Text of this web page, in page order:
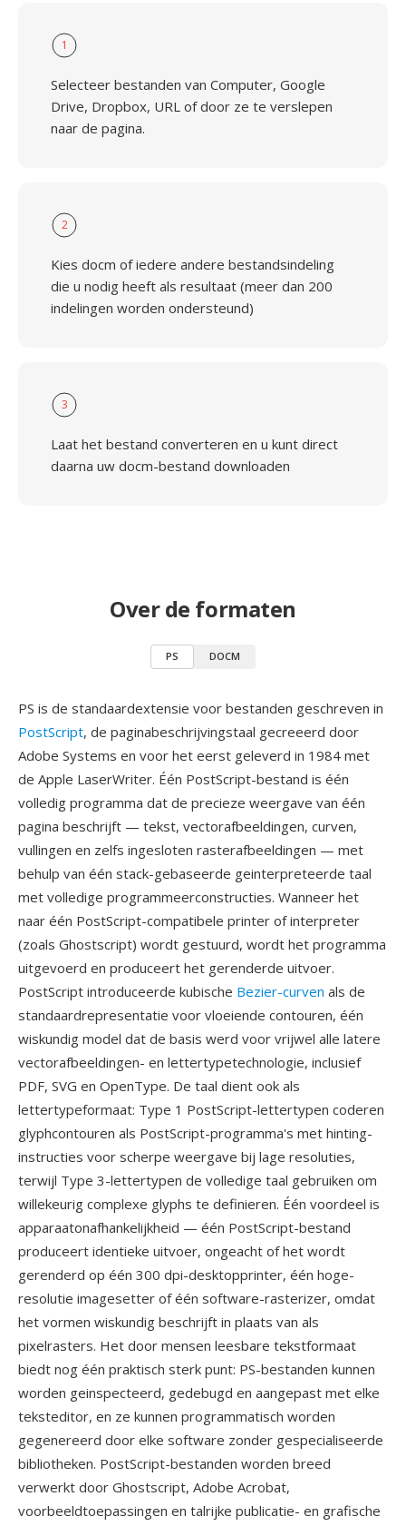
1
Selecteer bestanden van Computer, Google
Drive, Dropbox, URL of door ze te verslepen
naar de pagina.
2
Kies docm of iedere andere bestandsindeling
die u nodig heeft als resultaat (meer dan 200
indelingen worden ondersteund)
3
Laat het bestand converteren en u kunt direct
daarna uw docm-bestand downloaden
Over de formaten
PS DOCM
PS is de standaardextensie voor bestanden geschreven in
PostScript, de paginabeschrijvingstaal gecreeerd door
Adobe Systems en voor het eerst geleverd in 1984 met
de Apple LaserWriter. Één PostScript-bestand is één
volledig programma dat de precieze weergave van één
pagina beschrijft — tekst, vectorafbeeldingen, curven,
vullingen en zelfs ingesloten rasterafbeeldingen — met
behulp van één stack-gebaseerde geinterpreteerde taal
met volledige programmeerconstructies. Wanneer het
naar één PostScript-compatibele printer of interpreter
(zoals Ghostscript) wordt gestuurd, wordt het programma
uitgevoerd en produceert het gerenderde uitvoer.
PostScript introduceerde kubische Bezier-curven als de
standaardrepresentatie voor vloeiende contouren, één
wiskundig model dat de basis werd voor vrijwel alle latere
vectorafbeeldingen- en lettertypetechnologie, inclusief
PDF, SVG en OpenType. De taal dient ook als
lettertypeformaat: Type 1 PostScript-lettertypen coderen
glyphcontouren als PostScript-programma's met hinting-
instructies voor scherpe weergave bij lage resoluties,
terwijl Type 3-lettertypen de volledige taal gebruiken om
willekeurig complexe glyphs te definieren. Één voordeel is
apparaatonafhankelijkheid — één PostScript-bestand
produceert identieke uitvoer, ongeacht of het wordt
gerenderd op één 300 dpi-desktopprinter, één hoge-
resolutie imagesetter of één software-rasterizer, omdat
het vormen wiskundig beschrijft in plaats van als
pixelrasters. Het door mensen leesbare tekstformaat
biedt nog één praktisch sterk punt: PS-bestanden kunnen
worden geinspecteerd, gedebugd en aangepast met elke
teksteditor, en ze kunnen programmatisch worden
gegenereerd door elke software zonder gespecialiseerde
bibliotheken. PostScript-bestanden worden breed
verwerkt door Ghostscript, Adobe Acrobat,
voorbeeldtoepassingen en talrijke publicatie- en grafische